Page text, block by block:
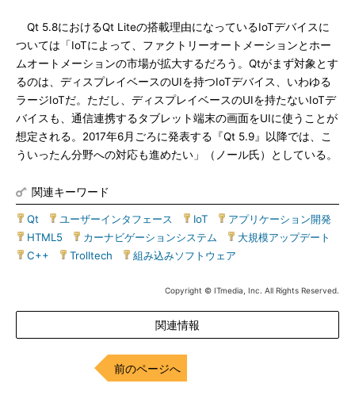
Qt 5.8におけるQt Liteの搭載理由になっているIoTデバイスに
ついては「IoTによって、ファクトリーオートメーションとホー
ムオートメーションの市場が拡大するだろう。Qtがまず対象とす
るのは、ディスプレイベースのUIを持つIoTデバイス、いわゆる
ラージIoTだ。ただし、ディスプレイベースのUIを持たないIoTデ
バイスも、通信連携するタブレット端末の画面をUIに使うことが
想定される。2017年6月ごろに発表する『Qt 5.9』以降では、こ
ういったん分野への対応も進めたい」（ノール氏）としている。
関連キーワード
Qt ユーザーインタフェース IoT アプリケーション開発
HTML5
カーナビゲーションシステム 大規模アップデート
C++
Trolltech 組み込みソフトウェア
Copyright © ITmedia, Inc. All Rights Reserved.
関連情報
前のページへ